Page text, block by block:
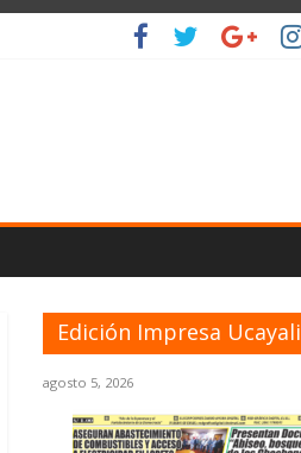
Edición Impresa Ucayali
agosto 5, 2026